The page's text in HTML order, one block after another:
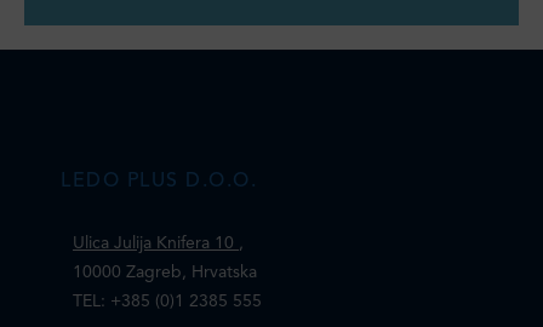
LEDO PLUS D.O.O.
Ulica Julija Knifera 10 ,
10000 Zagreb, Hrvatska
TEL: +385 (0)1 2385 555